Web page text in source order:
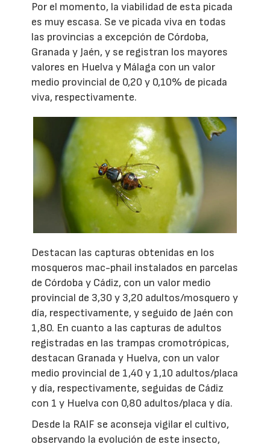
Por el momento, la viabilidad de esta picada
es muy escasa. Se ve picada viva en todas
las provincias a excepción de Córdoba,
Granada y Jaén, y se registran los mayores
valores en Huelva y Málaga con un valor
medio provincial de 0,20 y 0,10% de picada
viva, respectivamente.
Destacan las capturas obtenidas en los
mosqueros mac-phail instalados en parcelas
de Córdoba y Cádiz, con un valor medio
provincial de 3,30 y 3,20 adultos/mosquero y
día, respectivamente, y seguido de Jaén con
1,80. En cuanto a las capturas de adultos
registradas en las trampas cromotrópicas,
destacan Granada y Huelva, con un valor
medio provincial de 1,40 y 1,10 adultos/placa
y día, respectivamente, seguidas de Cádiz
con 1 y Huelva con 0,80 adultos/placa y día.
Desde la RAIF se aconseja vigilar el cultivo,
observando la evolución de este insecto,